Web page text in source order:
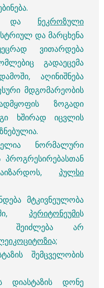
და ნეკროზული
და მარცხენა
ვითარდება
გადაეცემა
აღინიშნება
მდგომარეობის
ზოგადი
ხშირად იცვლის
ნორმალური
პულსი
მტკივნეულობა
პერიტონეუმის
შეიძლება არ
ა;
შემცველობის
დიასტაზის დონე